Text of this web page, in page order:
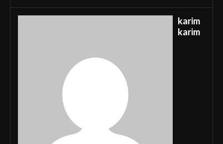
karim
karim